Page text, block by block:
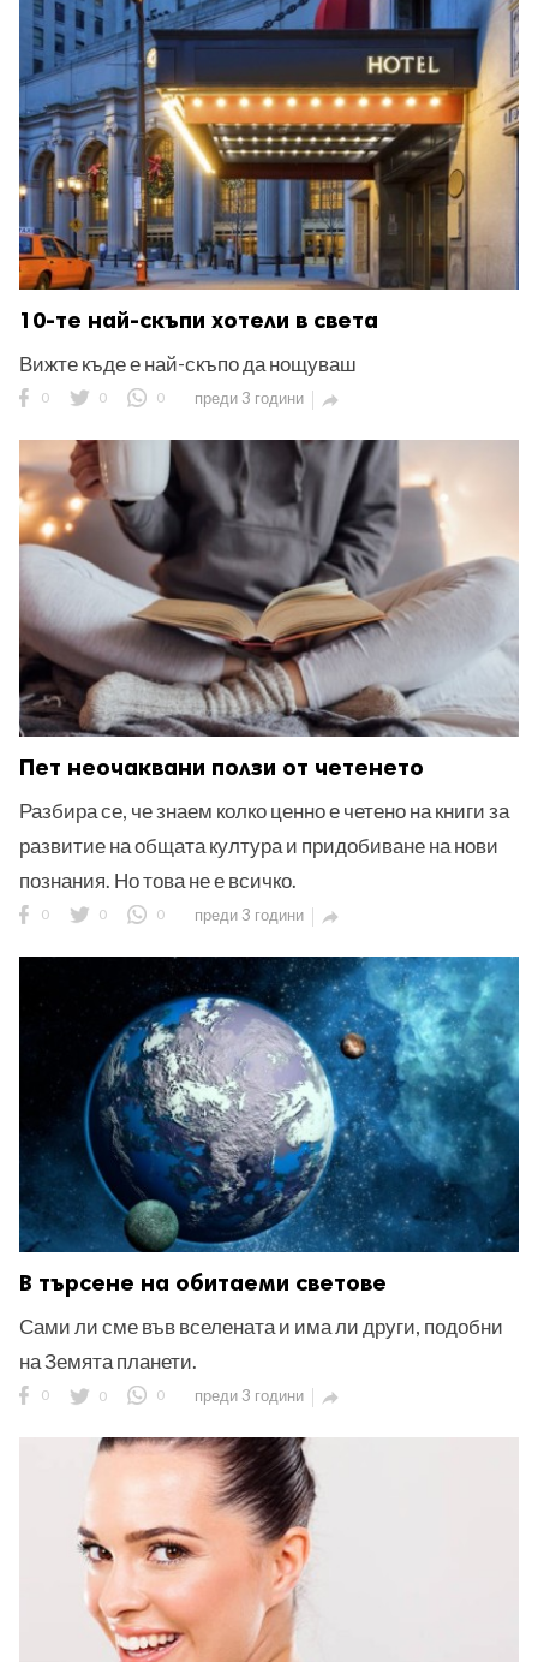
10-те най-скъпи хотели в света
Вижте къде е най-скъпо да нощуваш
0 0 0 преди 3 години 
Пет неочаквани ползи от четенето
Разбира се, че знаем колко ценно е четено на книги за
развитие на общата култура и придобиване на нови
познания. Но това не е всичко.
0 0 0 преди 3 години 
В търсене на обитаеми светове
Сами ли сме във вселената и има ли други, подобни
на Земята планети.
0 0 0 преди 3 години 